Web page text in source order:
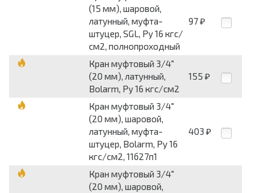
(15 мм), шаровой,
латунный, муфта-
штуцер, SGL, Py 16 кгс/
см2, полнопроходный
97 ₽
Кран муфтовый 3/4"
(20 мм), латунный,
Bolarm, Py 16 кгс/см2
155 ₽
Кран муфтовый 3/4"
(20 мм), шаровой,
латунный, муфта-
штуцер, Bolarm, Py 16
кгс/см2, 11б27п1
403 ₽
Кран муфтовый 3/4"
(20 мм), шаровой,